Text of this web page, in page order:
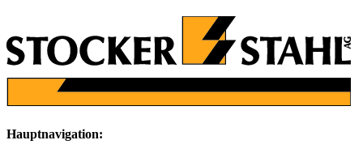
Hauptnavigation: